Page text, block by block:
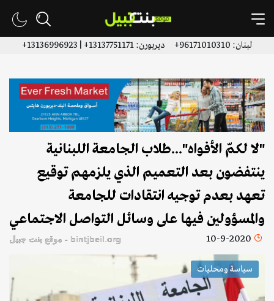
لبنان: 96171010310+ ديربورن: 13137751171+ | 13136996923+
"لا لكمّ الأفواه"...طلاب الجامعة اللبنانية
ينتفضون بعد التعميم الذي يلزمهم توقيع
تعهد بعدم توجيه انتقادات للجامعة
والمسؤولين فيها على وسائل التواصل الاجتماعي
10-9-2020 bintjbeil.org - موقع بنت جبيل
سياسة ومحليات